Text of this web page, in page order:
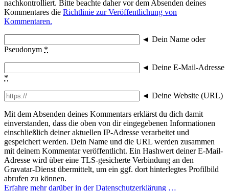
nachkontrolliert. Bitte beachte daher vor dem Absenden deines
Kommentares die Richtlinie zur Veröffentlichung von
Kommentaren.
◄ Dein Name oder
Pseudonym *
◄ Deine E-Mail-Adresse
*
◄ Deine Website (URL)
Mit dem Absenden deines Kommentars erklärst du dich damit
einverstanden, dass die oben von dir eingegebenen Informationen
einschließlich deiner aktuellen IP-Adresse verarbeitet und
gespeichert werden. Dein Name und die URL werden zusammen
mit deinem Kommentar veröffentlicht. Ein Hashwert deiner E-Mail-
Adresse wird über eine TLS-gesicherte Verbindung an den
Gravatar-Dienst übermittelt, um ein ggf. dort hinterlegtes Profilbild
abrufen zu können.
Erfahre mehr darüber in der Datenschutzerklärung …